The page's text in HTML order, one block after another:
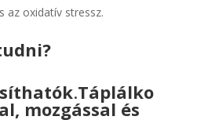
az oxidatív stressz.
.Táplálko
mozgással és